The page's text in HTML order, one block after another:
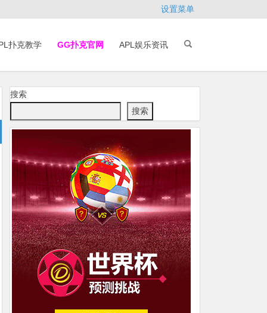
设置菜单
扑克教学 GG扑克官网 APL娱乐资讯
搜索
搜索